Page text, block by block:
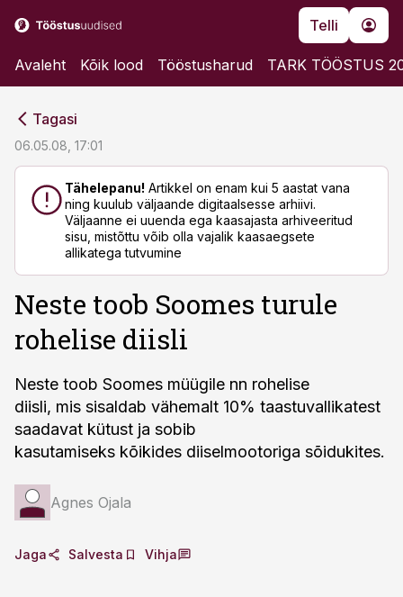
Telli
Avaleht Kõik lood Tööstusharud TARK TÖÖSTUS
Tagasi
06.05.08, 17:01
Tähelepanu! Artikkel on enam kui 5 aastat vana
ning kuulub väljaande digitaalsesse arhiivi.
Väljaanne ei uuenda ega kaasajasta arhiveeritud
sisu, mistõttu võib olla vajalik kaasaegsete
allikatega tutvumine
Neste toob Soomes turule
rohelise diisli
Neste toob Soomes müügile nn rohelise
diisli, mis sisaldab vähemalt 10% taastuvallikatest
saadavat kütust ja sobib
kasutamiseks kõikides diiselmootoriga sõidukites.
Agnes Ojala
Jaga Salvesta Vihja